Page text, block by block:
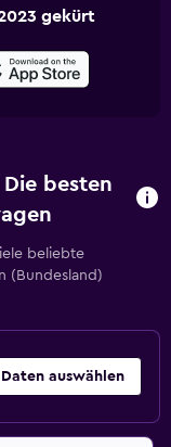
gekürt
besten
beliebte
(Bundesland)
Daten auswählen